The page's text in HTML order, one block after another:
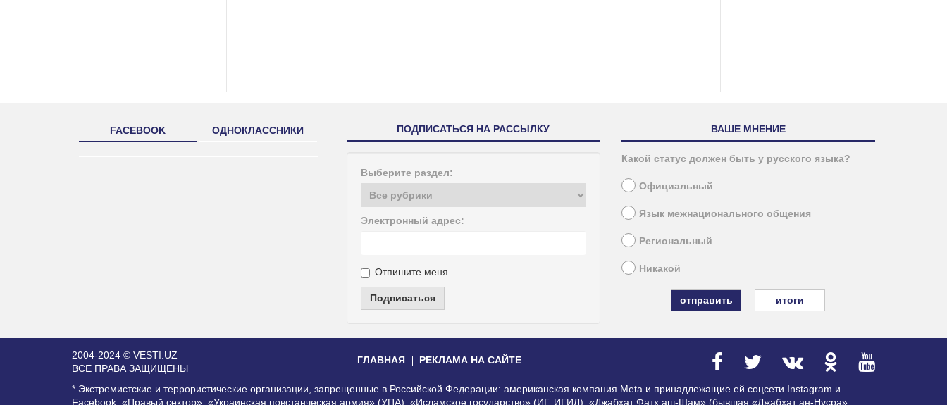
FACEBOOK ОДНОКЛАССНИКИ ПОДПИСАТЬСЯ НА РАССЫЛКУ
Выберите раздел:
Электронный адрес:
Отпишите меня
Подписаться
ВАШЕ МНЕНИЕ
Какой статус должен быть у русского языка?
Официальный
Язык межнационального общения
Региональный
Никакой
итоги
2004-2024 © VESTI.UZ
ВСЕ ПРАВА ЗАЩИЩЕНЫ
ГЛАВНАЯ РЕКЛАМА НА САЙТЕ
* Экстремистские и террористические организации, запрещенные в Российской Федерации: американская компания Meta и принадлежащие ей соцсети Instagram и
Facebook, «Правый сектор», «Украинская повстанческая армия» (УПА), «Исламское государство» (ИГ, ИГИЛ), «Джабхат Фатх аш-Шам» (бывшая «Джабхат ан-Нусра»,